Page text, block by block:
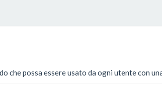
che possa essere usato da ogni utente con